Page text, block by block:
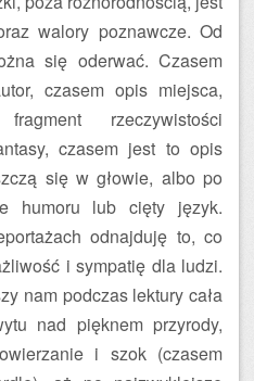
walory poznawcze. Od
się oderwać. Czasem
czasem opis miejsca,
rzeczywistości
czasem jest to opis
się w głowie, albo po
humoru lub cięty język.
odnajduję to, co
i sympatię dla ludzi.
nam podczas lektury cała
nad pięknem przyrody,
i szok (czasem